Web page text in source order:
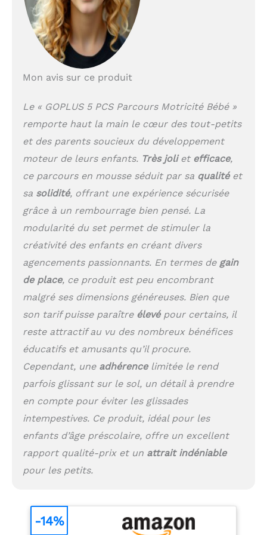
toxique, avec des
contours arrondis sans
aucun angle pointu. Il
ne nuit pas à la peau
laisser vos enfants
tranquillité. Confort et
Grâce au remplissage
en EPE doux et
élastique, notre
offre un confort optimal
aux bébés. Ils peuvent
grimper, ramper,
s'asseoir ou s'allonger
dessus librement, sans
aucune gêne. Ces bloc
mousse pour enfant
sont conçus pour
stimuler l'activité
physique des petits.
Polyvalence et
adaptabilité : Ce module
motricité bébé, avec ses
bloc de construction
mousse pour enfant,
est extrêmement
parfaitement à divers
endroits : salon,
chambre de bébé, école
d'éducation précoce.
motricité bébé est
résistante aux rayures
et à l'encrassement. Un
Mon avis sur ce produit
Le « GOPLUS 5 PCS Parcours Motricité Bébé »
remporte haut la main le cœur des tout-petits
et des parents soucieux du développement
moteur de leurs enfants. Très joliet efficace,
ce parcours en mousse séduit par sa qualitéet
sa solidité, offrant une expérience sécurisée
grâce à un rembourrage bien pensé. La
modularité du set permet de stimuler la
créativité des enfants en créant divers
agencements passionnants. En termes de gain
de place, ce produit est peu encombrant
malgré ses dimensions généreuses. Bien que
son tarif puisse paraître élevépour certains, il
reste attractif au vu des nombreux bénéfices
éducatifs et amusants qu’il procure.
Cependant, une adhérencelimitée le rend
parfois glissant sur le sol, un détail à prendre
en compte pour éviter les glissades
intempestives. Ce produit, idéal pour les
enfants d’âge préscolaire, offre un excellent
rapport qualité-prix et un attrait indéniable
pour les petits.
-14%